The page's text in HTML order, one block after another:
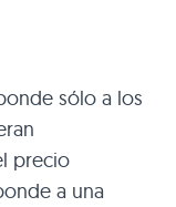
sólo a los
precio
a una